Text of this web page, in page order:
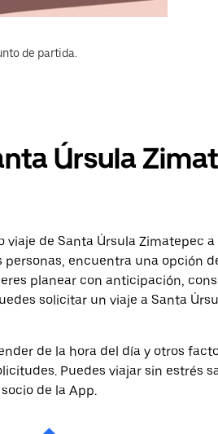
de partida.
Úrsula
de Santa Úrsula Zimatepec
encuentra una opción
planear con anticipación,
solicitar un viaje a Santa
de la hora del día y otros
Puedes viajar sin estrés
de la App.